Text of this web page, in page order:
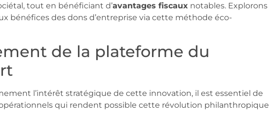
tout en bénéficiant d’avantages fiscaux notables. Explorons
bénéfices des dons d’entreprise via cette méthode éco-
de la plateforme du
l’intérêt stratégique de cette innovation, il est essentiel de
qui rendent possible cette révolution philanthropique